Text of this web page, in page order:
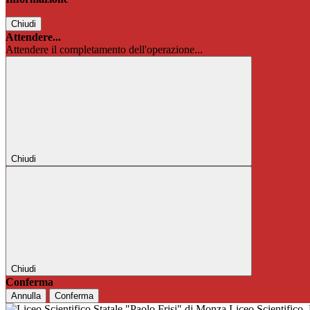
Chiudi
Attendere...
Attendere il completamento dell'operazione...
Chiudi
Chiudi
Conferma
Annulla Conferma